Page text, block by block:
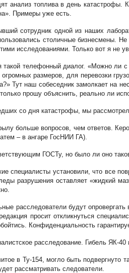
анализ топлива в день катастрофы.
Примеры уже есть.
сотрудник одной из наших
столичные бизнесмены.
исследованиями. Только вот я не
такой телефонный диалог. «Можно ли
размеров, для перевозки
Тут наш собеседник замолкает на
прошу объяснить, реально ли
со дня катастрофы, мы
больше вопросов, чем ответов.
– в ангаре ГосНИИ ГА).
ГОСТу, но было ли оно
специалисты установили, что все
разрушения оставляет «жидкий
расследователи будут
просит откликнуться
Конфиденциальность
расследование. Гибель ЯК-
в Ту-154, могло быть подвергнуто
рассматривать следователи.